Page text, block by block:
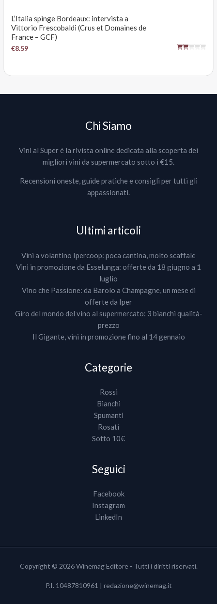
L’Italia spinge Bordeaux: intervista a
Vittorio Frescobaldi (Crus et Domaines de
France – GCF)
€8.59
Chi Siamo
Vini al Super è la rivista online dedicata alla scoperta dei
migliori vini da supermercato sotto i €15.
Recensioni oneste, guide pratiche e consigli per tutti gli
appassionati.
Ultimi articoli
Vini a volantino Ipercoop: poca cantina, molto scaffale
Vini in promozione da Esselunga: offerte da 18 giugno a 1
luglio
Vino che Passione: da Barolo a Champagne, un mese di
offerte da Iper
Giro del mondo del vino al supermercato: 3 bianchi qualità-
prezzo
Il Gigante, vini in promozione fino al 14 gennaio
Categorie
Rossi
Bianchi
Spumanti
Rosati
Sotto 10€
Seguici
Facebook
Instagram
LinkedIn
Copyright © 2026 Winemag Editore - Tutti i diritti riservati.
P.I. 10487810961 | redazione@winemag.it